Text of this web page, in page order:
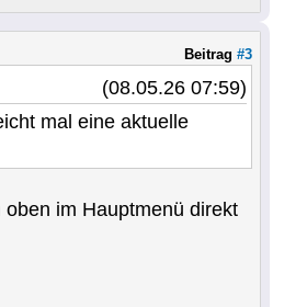
Beitrag #3
(08.05.26 07:59)
mal eine aktuelle
im Hauptmenü direkt